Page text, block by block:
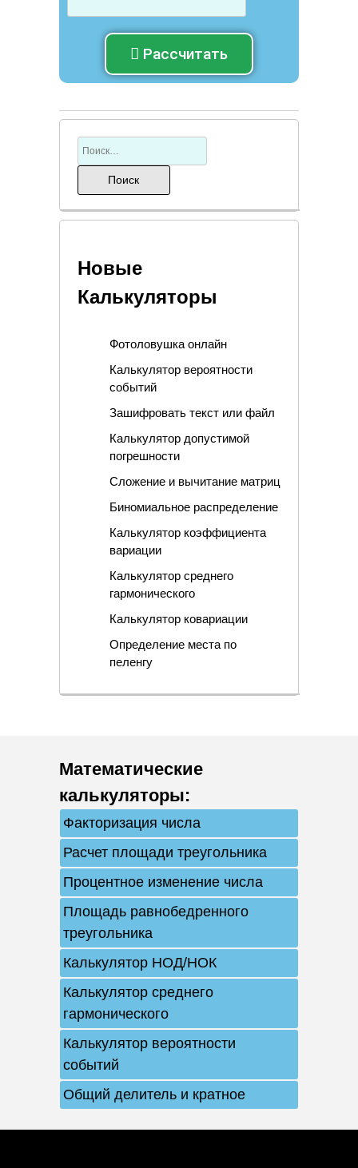
Рассчитать
Новые
Калькуляторы
Фотоловушка онлайн
Калькулятор вероятности
событий
Зашифровать текст или файл
Калькулятор допустимой
погрешности
Сложение и вычитание матриц
Биномиальное распределение
Калькулятор коэффициента
вариации
Калькулятор среднего
гармонического
Калькулятор ковариации
Определение места по
пеленгу
Математические
калькуляторы:
Факторизация числа
Расчет площади треугольника
Процентное изменение числа
Площадь равнобедренного
треугольника
Калькулятор НОД/НОК
Калькулятор среднего
гармонического
Калькулятор вероятности
событий
Общий делитель и кратное